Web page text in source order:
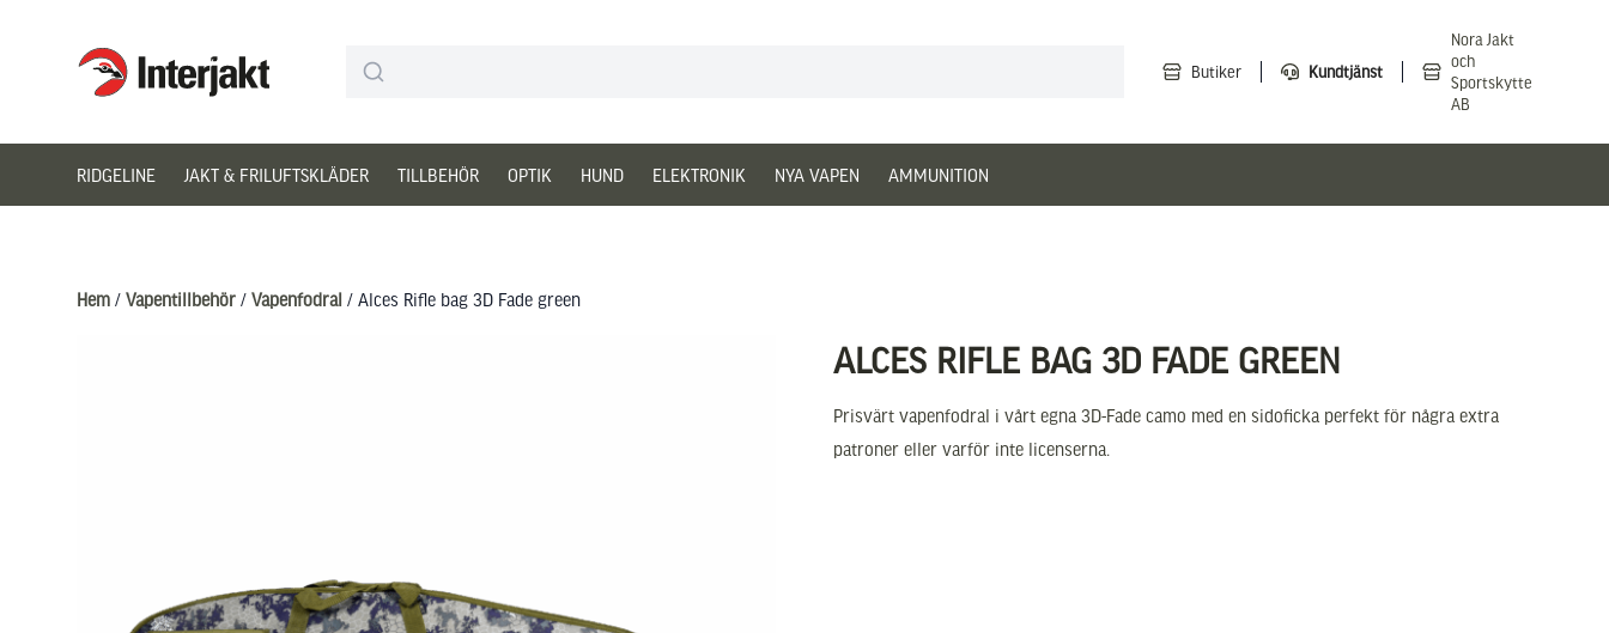
Interjakt SE Butiker Kundtjänst
Nora Jakt
och
Sportskytte
AB
RIDGELINE JAKT & FRILUFTSKLÄDER TILLBEHÖR OPTIK HUND ELEKTRONIK NYA VAPEN AMMUNITION
Hem / Vapentillbehör / Vapenfodral / Alces Rifle bag 3D Fade green
ALCES RIFLE BAG 3D FADE GREEN
Prisvärt vapenfodral i vårt egna 3D-Fade camo med en sidoficka perfekt för några extra
patroner eller varför inte licenserna.